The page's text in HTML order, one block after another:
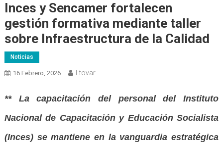
Inces y Sencamer fortalecen
gestión formativa mediante taller
sobre Infraestructura de la Calidad
Noticias
16 Febrero, 2026 Ltovar
** La capacitación del personal del Instituto
Nacional de Capacitación y Educación Socialista
(Inces) se mantiene en la vanguardia estratégica